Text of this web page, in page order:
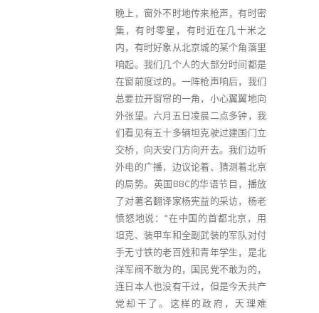
晚上，窗外不时地传来枪声，有时密
集，有时零星，有时近在几十米之
内，有时好象从北京城的某个角落里
响起。我们几个人的大部分时间都是
在窗前度过的。一阵枪声响后，我们
总要拉开窗帘的一角，小心翼翼地向
外张望。六月五日凌晨二点多钟，我
们看见有五十多辆坦克驶过建国门立
交桥，向天安门方向开去。我们边听
外电的广播，边议论着、猜测着北京
的局势。英国BBC的华语节目，播放
了对著名翻译家杨宪益的采访，杨老
愤怒地说：“在中国的首都北京，用
坦克、装甲车和全副武装的军队对付
手无寸铁的老百姓和青年学生，是北
洋军阀不敢为的，国民党不敢为的，
连日本人也没有干过，但是今天共产
党却干了。这样的政府，天理难